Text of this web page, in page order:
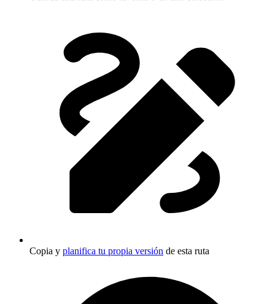
Copia y planifica tu propia versión de esta ruta